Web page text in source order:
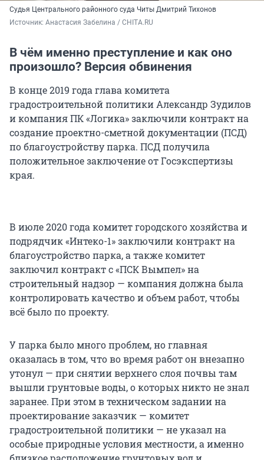
Судья Центрального районного суда Читы Дмитрий Тихонов
Источник: Анастасия Забелина / CHITA.RU
В чём именно преступление и как оно
произошло? Версия обвинения
В конце 2019 года глава комитета
градостроительной политики Александр Зудилов
и компания ПК «Логика» заключили контракт на
создание проектно-сметной документации (ПСД)
по благоустройству парка. ПСД получила
положительное заключение от Госэкспертизы
края.
В июле 2020 года комитет городского хозяйства и
подрядчик «Интеко-1» заключили контракт на
благоустройство парка, а также комитет
заключил контракт с «ПСК Вымпел» на
строительный надзор — компания должна была
контролировать качество и объем работ, чтобы
всё было по проекту.
У парка было много проблем, но главная
оказалась в том, что во время работ он внезапно
утонул — при снятии верхнего слоя почвы там
вышли грунтовые воды, о которых никто не знал
заранее. При этом в техническом задании на
проектирование заказчик — комитет
градостроительной политики — не указал на
особые природные условия местности, а именно